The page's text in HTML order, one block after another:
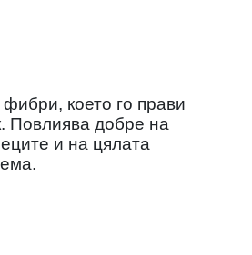
което го прави
Повлиява добре на
и на цялата